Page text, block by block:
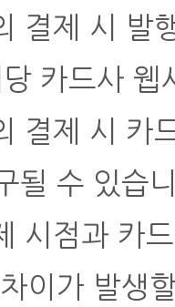
제 시 발
카드사 웹
결제 시 카
될 수 있습
점과 카드
이가 발생